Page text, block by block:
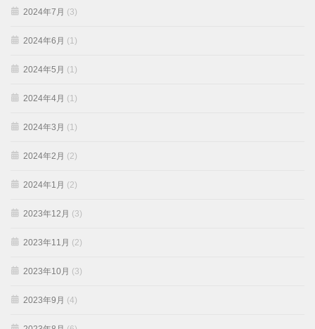
2024年7月 (3)
2024年6月 (1)
2024年5月 (1)
2024年4月 (1)
2024年3月 (1)
2024年2月 (2)
2024年1月 (2)
2023年12月 (3)
2023年11月 (2)
2023年10月 (3)
2023年9月 (4)